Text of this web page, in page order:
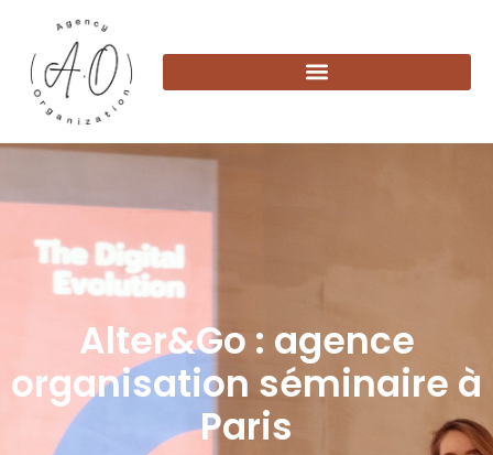
Alter&Go : agence
organisation séminaire à
Paris